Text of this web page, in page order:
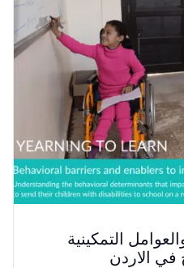
التمكينية
في الاردن